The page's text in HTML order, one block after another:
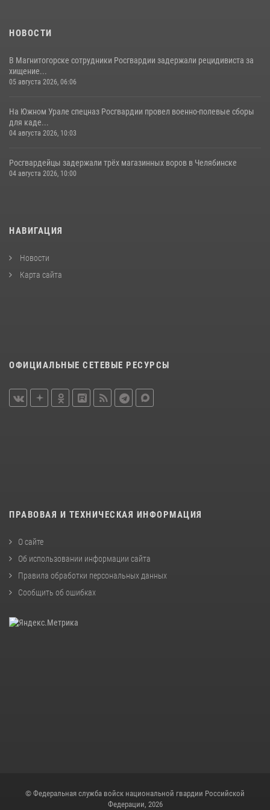
НОВОСТИ
В Магнитогорске сотрудники Росгвардии задержали рецидивиста за
хищение...
05 августа 2026, 06:06
На Южном Урале спецназ Росгвардии провел военно-полевые сборы
для каде...
04 августа 2026, 10:03
Росгвардейцы задержали трёх магазинных воров в Челябинске
04 августа 2026, 10:00
НАВИГАЦИЯ
Новости
Карта сайта
ОФИЦИАЛЬНЫЕ СЕТЕВЫЕ РЕСУРСЫ
ПРАВОВАЯ И ТЕХНИЧЕСКАЯ ИНФОРМАЦИЯ
О сайте
Об использовании информации сайта
Правила обработки персональных данных
Сообщить об ошибках
© Федеральная служба войск национальной гвардии Российской
Федерации, 2026